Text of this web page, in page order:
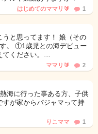
はじめてのママリ🔰 1
と思ってます！ 娘（その
。 ①1歳児との海デビュー
てください。…
ママリ🔰 2
海に行った事ある方、子供
すが家からパジャマって持
りこママ 1